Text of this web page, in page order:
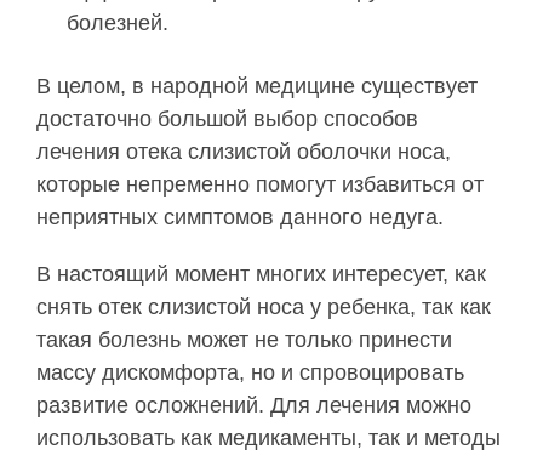
болезней.
В целом, в народной медицине существует
достаточно большой выбор способов
лечения отека слизистой оболочки носа,
которые непременно помогут избавиться от
неприятных симптомов данного недуга.
В настоящий момент многих интересует, как
снять отек слизистой носа у ребенка, так как
такая болезнь может не только принести
массу дискомфорта, но и спровоцировать
развитие осложнений. Для лечения можно
использовать как медикаменты, так и методы